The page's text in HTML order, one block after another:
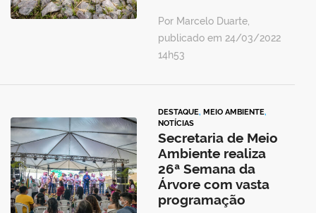
Por Marcelo Duarte,
publicado em 24/03/2022
14h53
DESTAQUE, MEIO AMBIENTE,
NOTÍCIAS
Secretaria de Meio
Ambiente realiza
26ª Semana da
Árvore com vasta
programação